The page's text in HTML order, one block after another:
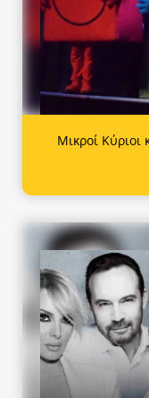
Μικροί